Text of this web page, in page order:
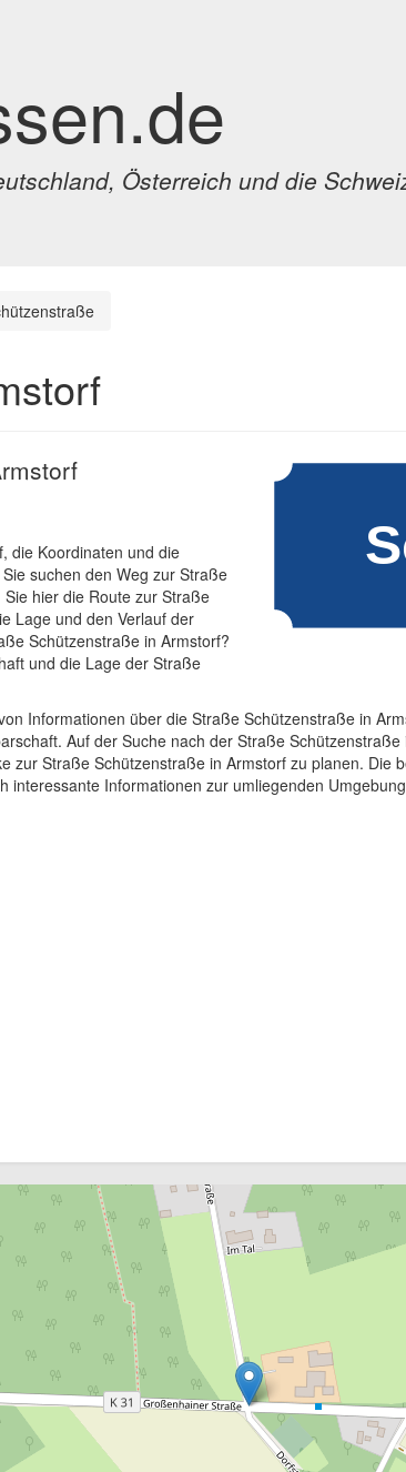
Österreich und die
die Koordinaten und die
suchen den Weg zur Straße
hier die Route zur Straße
Lage und den Verlauf der
Schützenstraße in Armstorf?
und die Lage der Straße
Informationen über die Straße Schützenstraße in
Auf der Suche nach der Straße
zur Straße Schützenstraße in Armstorf zu planen.
Informationen zur umliegenden